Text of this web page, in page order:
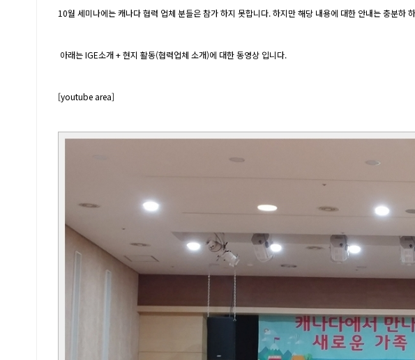
10월 세미나에는 캐나다 협력 업체 분들은 참가 하지 못합니다. 하지만 해당 내용에 대한 안내는 충분하
아래는 IGE소개 + 현지 활동(협력업체 소개)에 대한 동영상 입니다.
[youtube area]